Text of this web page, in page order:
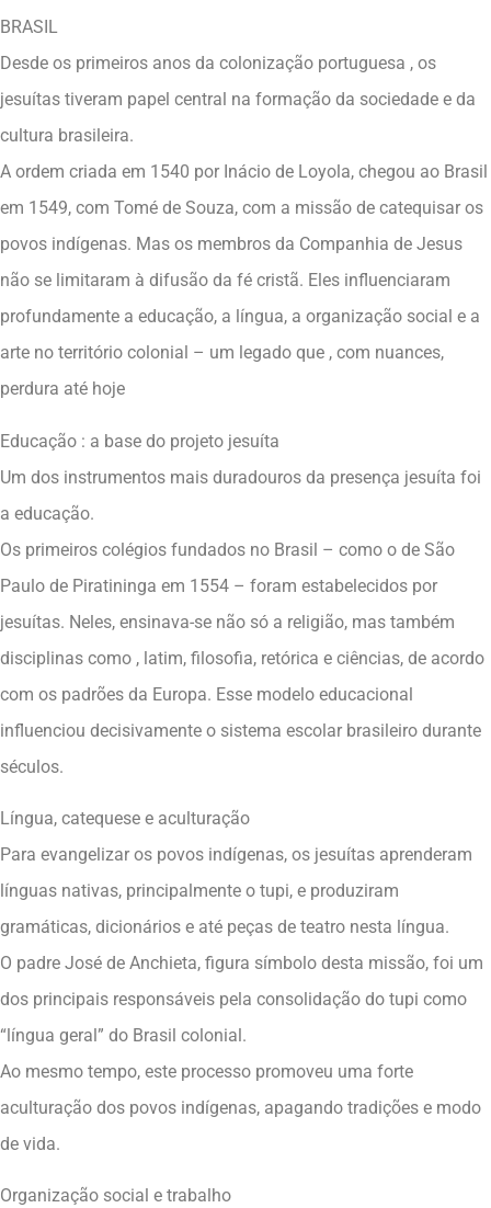
BRASIL
Desde os primeiros anos da colonização portuguesa , os
jesuítas tiveram papel central na formação da sociedade e da
cultura brasileira.
A ordem criada em 1540 por Inácio de Loyola, chegou ao Brasil
em 1549, com Tomé de Souza, com a missão de catequisar os
povos indígenas. Mas os membros da Companhia de Jesus
não se limitaram à difusão da fé cristã. Eles influenciaram
profundamente a educação, a língua, a organização social e a
arte no território colonial – um legado que , com nuances,
perdura até hoje
Educação : a base do projeto jesuíta
Um dos instrumentos mais duradouros da presença jesuíta foi
a educação.
Os primeiros colégios fundados no Brasil – como o de São
Paulo de Piratininga em 1554 – foram estabelecidos por
jesuítas. Neles, ensinava-se não só a religião, mas também
disciplinas como , latim, filosofia, retórica e ciências, de acordo
com os padrões da Europa. Esse modelo educacional
influenciou decisivamente o sistema escolar brasileiro durante
séculos.
Língua, catequese e aculturação
Para evangelizar os povos indígenas, os jesuítas aprenderam
línguas nativas, principalmente o tupi, e produziram
gramáticas, dicionários e até peças de teatro nesta língua.
O padre José de Anchieta, figura símbolo desta missão, foi um
dos principais responsáveis pela consolidação do tupi como
“língua geral” do Brasil colonial.
Ao mesmo tempo, este processo promoveu uma forte
aculturação dos povos indígenas, apagando tradições e modo
de vida.
Organização social e trabalho